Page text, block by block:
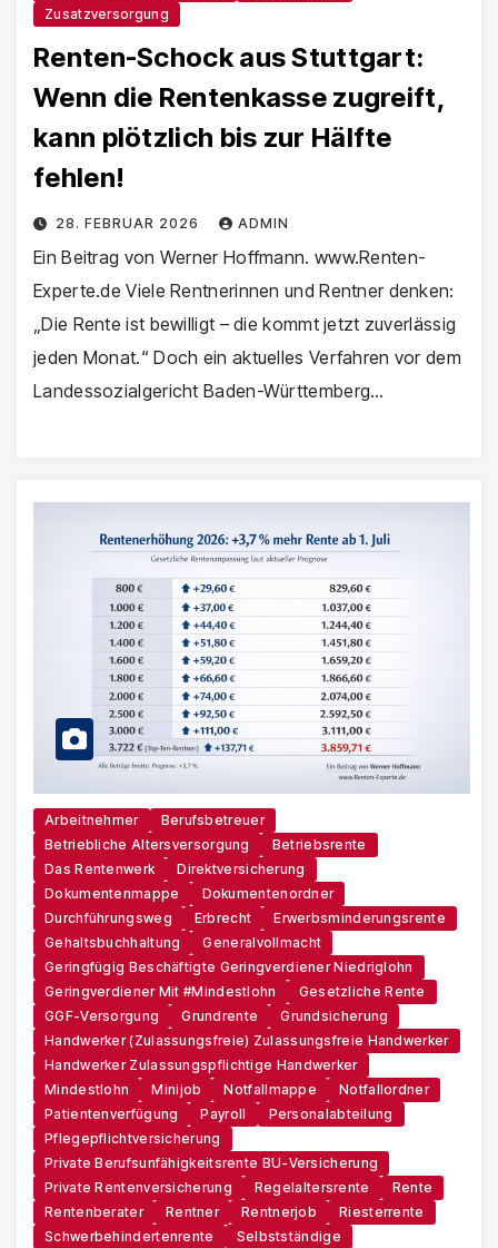
Zusatzversorgung
Renten-Schock aus Stuttgart:
Wenn die Rentenkasse zugreift,
kann plötzlich bis zur Hälfte
fehlen!
28. FEBRUAR 2026 ADMIN
Ein Beitrag von Werner Hoffmann. www.Renten-
Experte.de Viele Rentnerinnen und Rentner denken:
„Die Rente ist bewilligt – die kommt jetzt zuverlässig
jeden Monat.“ Doch ein aktuelles Verfahren vor dem
Landessozialgericht Baden-Württemberg…
Arbeitnehmer
Berufsbetreuer
Betriebliche Altersversorgung
Betriebsrente
Das Rentenwerk
Direktversicherung
Dokumentenmappe
Dokumentenordner
Durchführungsweg
Erbrecht
Erwerbsminderungsrente
Gehaltsbuchhaltung
Generalvollmacht
Geringfügig Beschäftigte Geringverdiener Niedriglohn
Geringverdiener Mit #Mindestlohn
Gesetzliche Rente
GGF-Versorgung
Grundrente
Grundsicherung
Handwerker (zulassungsfreie) Zulassungsfreie Handwerker
Handwerker Zulassungspflichtige Handwerker
Mindestlohn
Minijob Notfallmappe
Notfallordner
Patientenverfügung
Payroll
Personalabteilung
Pflegepflichtversicherung
Private Berufsunfähigkeitsrente BU-Versicherung
Private Rentenversicherung
Regelaltersrente
Rente
Rentenberater
Rentner Rentnerjob
Riesterrente
Schwerbehindertenrente
Selbstständige